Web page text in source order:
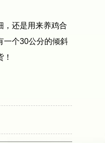
，还是用来养鸡合
一个30公分的倾斜